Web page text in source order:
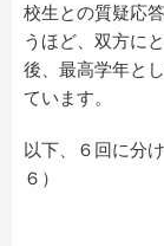
校生との質疑応
うほど、双方に
後、最高学年と
ています。
以下、６回に分
６）